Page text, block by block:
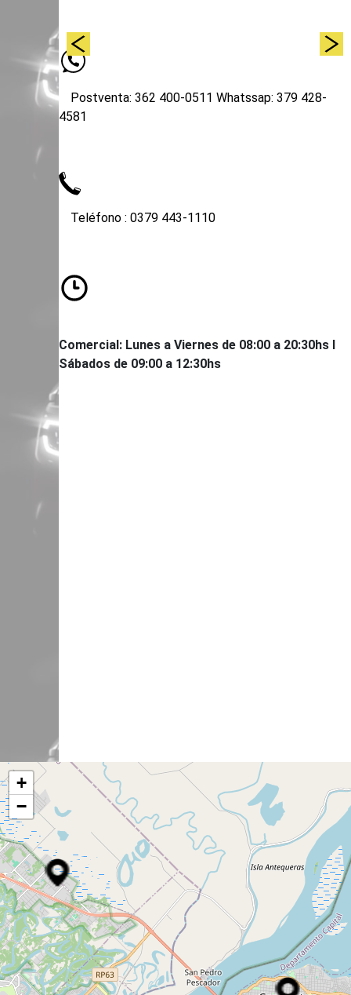
Postventa: 362 400-0511 Whatssap: 379 428-
4581
Teléfono : 0379 443-1110
Comercial: Lunes a Viernes de 08:00 a 20:30hs I
Sábados de 09:00 a 12:30hs
+
−